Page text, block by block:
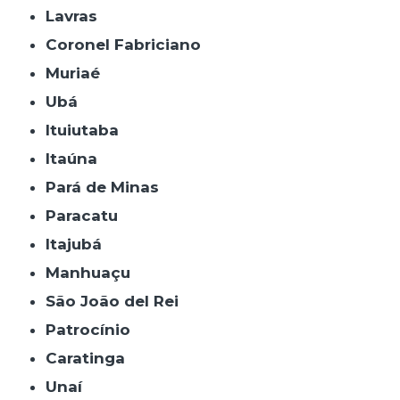
Lavras
Coronel Fabriciano
Muriaé
Ubá
Ituiutaba
Itaúna
Pará de Minas
Paracatu
Itajubá
Manhuaçu
São João del Rei
Patrocínio
Caratinga
Unaí